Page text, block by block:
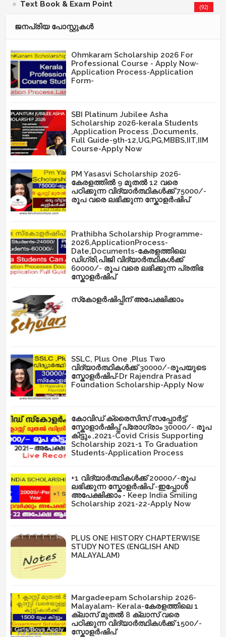
Text Book & Exam Point (92)
ജനപ്രിയ പോസ്റ്റുകള്‍‌
Ohmkaram Scholarship 2026 For
Professional Course - Apply Now-
Application Process-Application
Form-
SBI Platinum Jubilee Asha
Scholarship 2026-kerala Students
,Application Process ,Documents,
Full Guide-9th-12,UG,PG,MBBS,IIT,IIM
Course-Apply Now
PM Yasasvi Scholarship 2026-
കേരളത്തിൽ 9 മുതൽ 12 വരെ
പഠിക്കുന്ന വിദ്യാർത്ഥികൾക്ക് 75000/-
രൂപ വരെ ലഭിക്കുന്ന സ്കോളർഷിപ്
Prathibha Scholarship Programme-
2026,ApplicationProcess-
Date,Documents-കേരളത്തിലെ
ഡിഗ്രി,പിജി വിദ്യാർത്ഥികൾക്ക്
60000/- രൂപ വരെ ലഭിക്കുന്ന പ്രതിഭ
സ്കോളർഷിപ്
സ്‌കോളർഷിപ്പിന് അപേക്ഷിക്കാം
SSLC, Plus One ,Plus Two
വിദ്യാർത്ഥികൾക്ക് 30000/-രൂപയുടെ
സ്കോളർഷിപ്-Dr Rajendra Prasad
Foundation Scholarship-Apply Now
കോവിഡ് ക്രൈസിസ് സപ്പോർട്ട്
സ്കോളാർഷിപ്പ് പ്രോഗ്രാം 30000/- രൂപ
കിട്ടും ,2021-Covid Crisis Supporting
Scholarship 2021-1 To Graduation
Students-Application Process
+1 വിദ്യാർത്ഥികൾക്ക് 20000/-രൂപ
ലഭിക്കുന്ന സ്കോളർഷിപ് -ഇപ്പോൾ
അപേക്ഷിക്കാം - Keep India Smiling
Scholarship 2021-22-Apply Now
PLUS ONE HISTORY CHAPTERWISE
STUDY NOTES (ENGLISH AND
MALAYALAM)
Margadeepam Scholarship 2026-
Malayalam- Kerala-കേരളത്തിലെ 1
ക്ലാസ് മുതൽ 8 ക്ലാസ് വരെ
പഠിക്കുന്ന വിദ്യാർത്ഥികൾക്ക് 1500/-
സ്കോളർഷിപ്